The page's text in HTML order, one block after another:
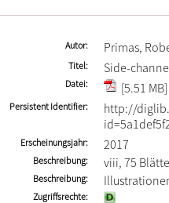
Autor Primas,
Titel Side-
Datei [5.51 MB]
Persistent Identifier
http://
Erscheinungsjahr 2017
Beschreibung viii, 75
Beschreibung
Zugriffsrechte